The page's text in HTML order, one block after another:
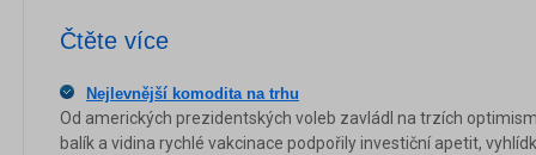
Čtěte více
Nejlevnější komodita na trhu
Od amerických prezidentských voleb zavládl na trzích
balík a vidina rychlé vakcinace podpořily investiční apetit,